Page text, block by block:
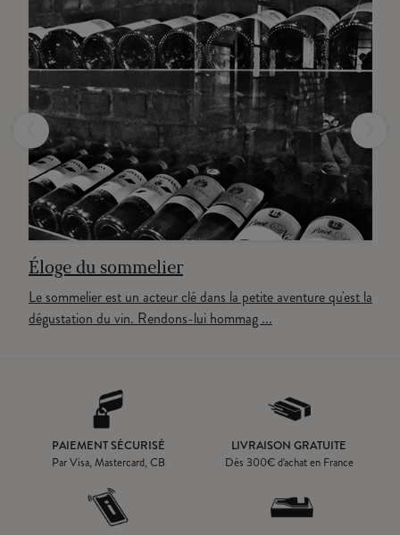
Éloge du sommelier
Le sommelier est un acteur clé dans la petite aventure qu'est la
dégustation du vin. Rendons-lui hommag ...
‹ ›
PAIEMENT SÉCURISÉ
Par Visa, Mastercard, CB
LIVRAISON GRATUITE
Dès 300€ d'achat en France